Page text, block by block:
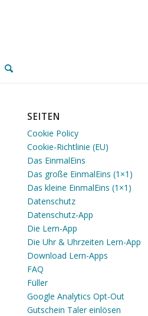
SEITEN
Cookie Policy
Cookie-Richtlinie (EU)
Das EinmalEins
Das große EinmalEins (1×1)
Das kleine EinmalEins (1×1)
Datenschutz
Datenschutz-App
Die Lern-App
Die Uhr & Uhrzeiten Lern-App
Download Lern-Apps
FAQ
Füller
Google Analytics Opt-Out
Gutschein Taler einlösen